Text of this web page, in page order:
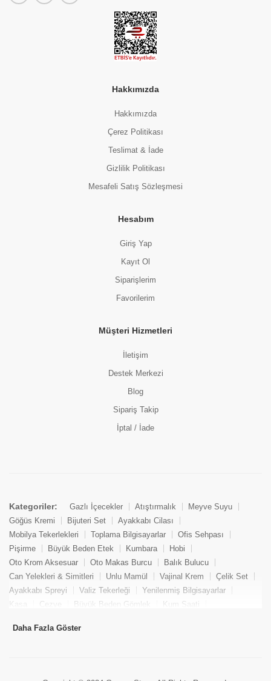
Hakkımızda
Hakkımızda
Çerez Politikası
Teslimat & İade
Gizlilik Politikası
Mesafeli Satış Sözleşmesi
Hesabım
Giriş Yap
Kayıt Ol
Siparişlerim
Favorilerim
Müşteri Hizmetleri
İletişim
Destek Merkezi
Blog
Sipariş Takip
İptal / İade
Kategoriler: Gazlı İçecekler Atıştırmalık
Meyve Suyu
Göğüs Kremi
Bijuteri Set
Ayakkabı Cilası
Mobilya Tekerlekleri
Toplama Bilgisayarlar
Ofis Sehpası
Pişirme
Büyük Beden Etek Kumbara
Hobi
Oto Krom Aksesuar
Oto Makas Burcu
Balık Bulucu
Can Yelekleri & Simitleri
Unlu Mamül Vajinal Krem
Çelik Set
Ayakkabı Spreyi
Valiz Tekerleği
Yenilenmiş Bilgisayarlar
Kasa
Cezve Büyük Beden Gömlek
Kum Saati
Tekne Bağlama & Demirleme
Daha Fazla Göster